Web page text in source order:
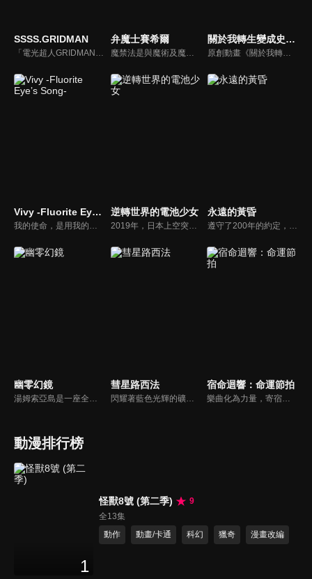
SSSS.GRIDMAN
「電光超人GRIDMAN」是從1993年開始播放的TV系列高人氣作品。那個時候的未來在2018年已化為現實，GRIDMAN將在「SSSS.GRIDMAN」的世界中甦醒――。動畫製作由2015年於日本動畫見本市公開的「電光超人GRIDMAN boys invent great hero」的製作團隊TRIGGER負責，監督則是擔任本作監督的雨宮哲。
弁魔士賽希爾
魔禁法是與魔術及魔術訴訟有關的法律，其事案都在魔法庭裡接受審判。這是一個人類與魔術使共存的世界，雖然負責維持秩序的人是警察，但替魔術使被告辯護的人則是弁魔士，而史上最年輕的弁魔士—須藤聖知，將挺身為孤單無依的被告人辯護…。
關於我轉生變成史萊姆這檔事 柯里烏斯之夢
原創動畫《關於我轉生變成史萊姆這檔事 高里烏斯之夢》主要以動畫第二季Blu-ray特典小說進行改編，講述高里烏斯王國中所發生的故事。
Vivy -Fluorite Eyeʼs Song-
我的使命，是用我的歌帶給大家幸福。為了用我的歌使大家幸福──。「新樂園」，是充滿了夢與希望、以及科學的AI複合主題樂園。史上第一台自律人形AI「薇薇」，以設施代言AI人物的身分，為了歌唱天天上台表演。然而知名度卻遲遲不見起色。──「用歌曲使大家幸福」。薇薇為了實現這個被賦予的使命不停歌唱，希望有一天能夠在園內的主舞台上表演自己用心吟唱的歌聲。
逆轉世界的電池少女
2019年，日本上空突然出現了異次元的裂縫。存在於那裡的是天地逆轉的異世界「真國日本」。這個平行世界，透過讓現有兵器無效化的氣體「幻霧」和巨大人形兵器「伽藍」對日本發動軍事侵略。十年後，日本變成真國的附屬國「幻國・日本」。漫畫、偶像等次文化完全消失……
永遠的黃昏
遵守了200年的約定，然而眼前的妳卻不是妳。從長遠的沉眠中甦醒後，與心愛的女友如出一轍的機器人竟然向自己求婚……。男高中生姬神晃從冷凍睡眠中醒來後，眼前是一片難以置信的光景。城鎮因戰爭而荒廢。國家已經沒落，人們改由名為OWEL的統一機關管理。大家遵循著與結婚不同，名為""ELSI""的新興制度。與自己過去生活的世界相比，人們的樣貌已經改變了許多。正當晃因為跟不上未來感到錯愕時，她出現了。「永遠！？」他會不假思索地如此喊道，是因為他見到了與他心愛的女友容貌相似的機器人．黃昏。她一邊笑著，一邊像是請求般地將自己的想法說出口。「晃……。請跟我結婚」突然被機器人求婚讓他感到很困惑，但晃還是相信著能夠與位於世上某處的永遠重逢，並決定與黃昏一起踏上旅程……。
幽零幻鏡
湯姆索亞島是一座全島電腦化的信息城市。 居民被提供視覺信息設備Deco，可以在虛擬數據反映在deco中的真實空間中觸摸數據，或者潛入被稱為「超再現空間」的單獨構建的虛擬世界和虛構世界。
彗星路西法
閃耀著藍色光輝的礦石「吉夫特礦石」所覆蓋的大地，行星吉夫特。宗吾·天城是住在因吉夫特礦石採掘而繁榮的街道「因迪戈花園」的純樸少年。宗吾某天被捲入同級生卡恩、羅曼、奧托等人引發的騷動，迷失在礦山深處的地底湖。在那裡，宗吾遇到了一位不可思議的少女，結下的牽絆打開了通往冒險之門…
宿命迴響：命運節拍
樂曲化為力量，寄宿於少女之身。過往創作的傳奇歌劇和偉大樂曲，將化為樂譜中誕生的新生命「奏者」。在失去音樂的世界裡，凝聚音樂之力進行戰鬥，這是少女們和命運短暫而美麗的故事。她們為歡樂的未來為目標而努力！
動漫排行榜
1
怪獸8號 (第二季)
9
全13集
動作
動畫/卡通 科幻 獵奇 漫畫改編